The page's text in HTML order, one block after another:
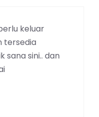
keluar
tersedia
sana sini.. dan